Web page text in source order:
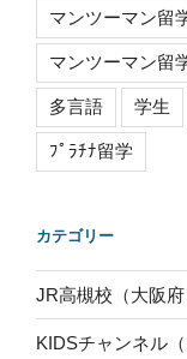
マンツーマン留
マンツーマン留
多言語 学生
ﾌﾟﾗﾁﾅ留学
カテゴリー
JR高槻校（大阪府
KIDSチャンネル（